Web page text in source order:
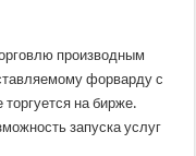
производным
форварду с
на бирже.
запуска услуг